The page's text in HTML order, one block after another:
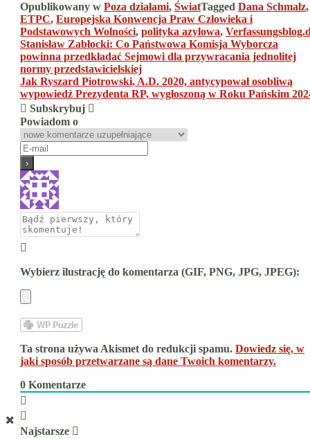
Opublikowany w Poza działami, ŚwiatTagged Dana Schmalz,
ETPC, Europejska Konwencja Praw Człowieka i
Podstawowych Wolności, polityka azylowa,
Nawigacja
wpisu
Stanisław Zabłocki: Co Państwowa Komisja Wyborcza
powinna przedkładać Sejmowi dla przywracania jednolitej
normy przedstawicielskiej
Jak Ryszard Piotrowski, A.D. 2020, antycypował osobliwą
wypowiedź Prezydenta RP, wygłoszoną w Roku Pańskim
Subskrybuj
Powiadom o
Wybierz ilustrację do komentarza (GIF, PNG, JPG, JPEG):
Ta strona używa Akismet do redukcji spamu. Dowiedz się, w
jaki sposób przetwarzane są dane Twoich komentarzy.
0 Komentarze
Najstarsze